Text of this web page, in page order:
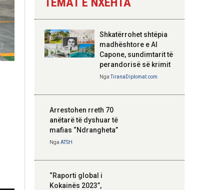
Hoxha takim me
zyrtarë të lartë të
DASH: Angazhim i
përbashkët për
strategjik
Shkatërrohet shtëpia
madhështore e Al
Capone, sundimtarit të
perandorisë së krimit
NgaTiranaDiplomat.com
Arrestohen rreth 70
anëtarë të dyshuar të
mafias “Ndrangheta”
Nga ATSH
“Raporti global i
Kokainës 2023”,